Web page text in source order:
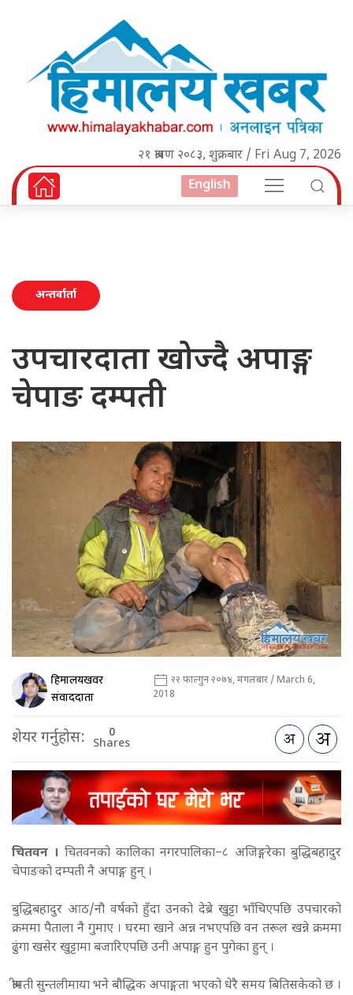
२१ श्रावण २०८३, शुक्रबार / Fri Aug 7, 2026
English
अन्तर्वार्ता
उपचारदाता खोज्दै अपाङ्ग
चेपाङ दम्पती
हिमालयखवर
संवाददाता
२२ फाल्गुन २०७४, मंगलबार / March 6,
2018
शेयर गर्नुहोस: 0
Shares
चितवन । चितवनको कालिका नगरपालिका–८ अजिङ्गरेका बुद्धिबहादुर
चेपाङको दम्पती नै अपाङ्ग हुन् ।
बुद्धिबहादुर आठ/नौ वर्षको हुँदा उनको देब्रे खुट्टा भाँचिएपछि उपचारको
क्रममा पैताला नै गुमाए । घरमा खाने अन्न नभएपछि वन तरूल खन्ने क्रममा
ढुंगा खसेर खुट्टामा बजारिएपछि उनी अपाङ्ग हुन पुगेका हुन् ।
श्रीमती सुन्तलीमाया भने बौद्धिक अपाङ्गता भएको धेरै समय बितिसकेको छ ।